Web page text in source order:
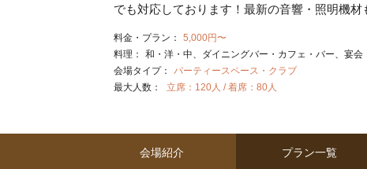
でも対応しております！最新の音響・照明機
料金・プラン：
5,000円〜
料理：
和・洋・中 ダイニングバー・カフェ・バー
宴会
会場タイプ：
パーティースペース・クラブ
最大人数：
立席：120人 / 着席：80人
会場紹介 プラン一覧